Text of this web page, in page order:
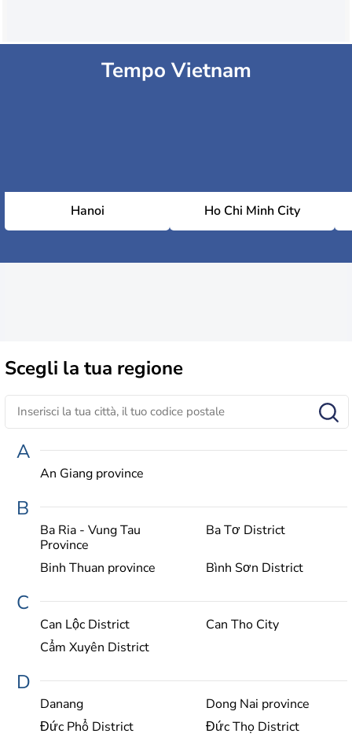
Tempo Vietnam
Hanoi Ho Chi Minh City
Scegli la tua regione
A
An Giang province
B
Ba Ria - Vung Tau
Province
Ba Tơ District
Binh Thuan province Bình Sơn District
C
Can Lộc District
Can Tho City
Cẩm Xuyên District
D
Danang
Dong Nai province
Đức Phổ District
Đức Thọ District